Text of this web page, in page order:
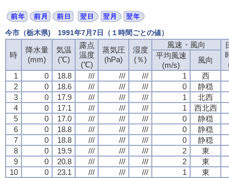
今市（栃木県) 1991年7月7日（１時間ごとの値）
時
降水量
(mm)
気温
(℃)
露点
温度
(℃)
蒸気圧
(hPa)
湿度
(％)
風速・風向
平均風速
(m/s)
風向
1
0 18.8 /// /// /// 1
西
2
0 18.6 /// /// /// 0
静穏
3
0 17.9 /// /// /// 1
北西
4
0 17.1 /// /// /// 1
西北西
5
0 17.0 /// /// /// 0
静穏
6
0 18.8 /// /// /// 0
静穏
7
0 18.8 /// /// /// 0
静穏
8
0 19.9 /// /// /// 2
東
9
0 20.8 /// /// /// 2
東
10
0 23.1 /// /// /// 1
東